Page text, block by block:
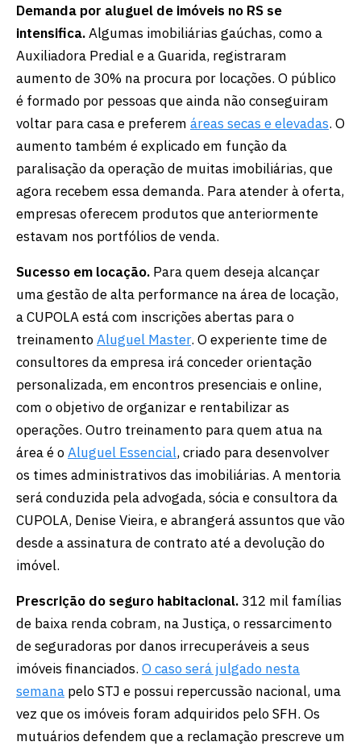
Demanda por aluguel de imóveis no RS se
intensifica.Algumas imobiliárias gaúchas, como a
Auxiliadora Predial e a Guarida, registraram
aumento de 30% na procura por locações. O público
é formado por pessoas que ainda não conseguiram
voltar para casa e preferem áreas secas e elevadas. O
aumento também é explicado em função da
paralisação da operação de muitas imobiliárias, que
agora recebem essa demanda. Para atender à oferta,
empresas oferecem produtos que anteriormente
estavam nos portfólios de venda.
Sucesso em locação. Para quem deseja alcançar
uma gestão de alta performance na área de locação,
a CUPOLA está com inscrições abertas para o
treinamentoAluguel Master. O experiente time de
consultores da empresa irá conceder orientação
personalizada, em encontros presenciais e online,
com o objetivo de organizar e rentabilizar as
operações. Outro treinamento para quem atua na
área é oAluguel Essencial, criado para desenvolver
os times administrativos das imobiliárias. A mentoria
será conduzida pela advogada, sócia e consultora da
CUPOLA, Denise Vieira, e abrangerá assuntos que vão
desde a assinatura de contrato até a devolução do
imóvel.
Prescrição do seguro habitacional. 312 mil famílias
de baixa renda cobram, na Justiça, o ressarcimento
de seguradoras por danos irrecuperáveis a seus
imóveis financiados. O caso será julgado nesta
semana pelo STJ e possui repercussão nacional, uma
vez que os imóveis foram adquiridos pelo SFH. Os
mutuários defendem que a reclamação prescreve um